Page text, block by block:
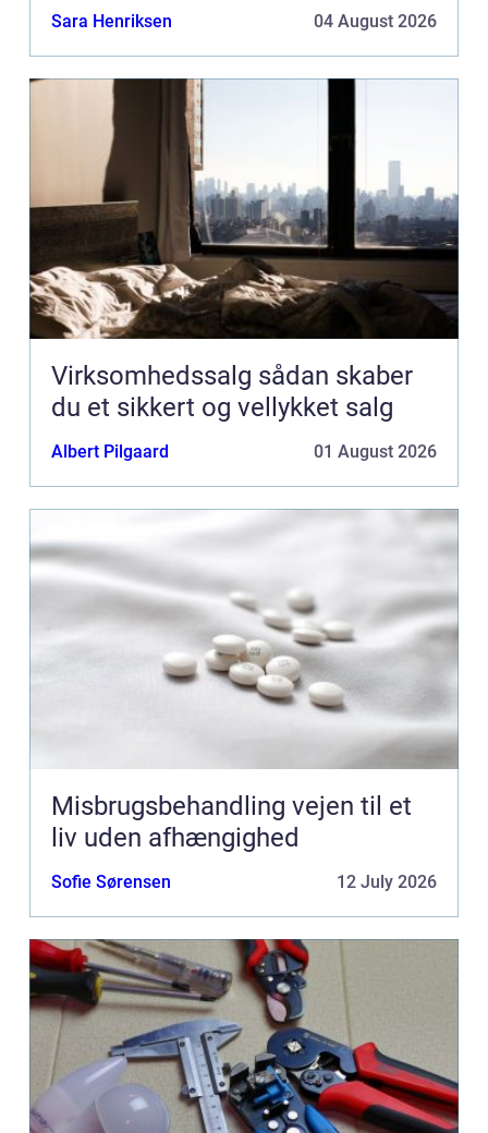
Sara Henriksen 04 August 2026
Virksomhedssalg sådan skaber
du et sikkert og vellykket salg
Albert Pilgaard 01 August 2026
Misbrugsbehandling vejen til et
liv uden afhængighed
Sofie Sørensen 12 July 2026